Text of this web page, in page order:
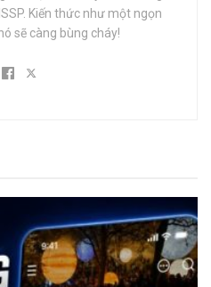
Kiến thức như một ngọn
sẽ càng bùng cháy!